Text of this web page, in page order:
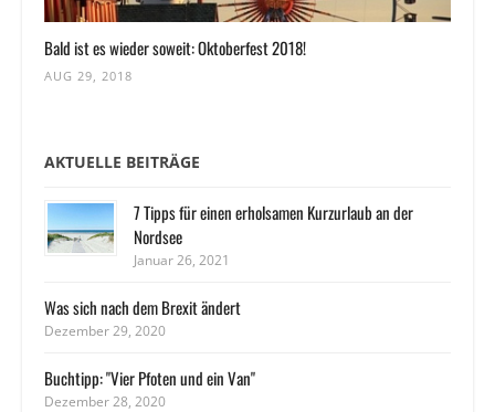
Bald ist es wieder soweit: Oktoberfest 2018!
AUG 29, 2018
AKTUELLE BEITRÄGE
7 Tipps für einen erholsamen Kurzurlaub an der
Nordsee
Januar 26, 2021
Was sich nach dem Brexit ändert
Dezember 29, 2020
Buchtipp: "Vier Pfoten und ein Van"
Dezember 28, 2020